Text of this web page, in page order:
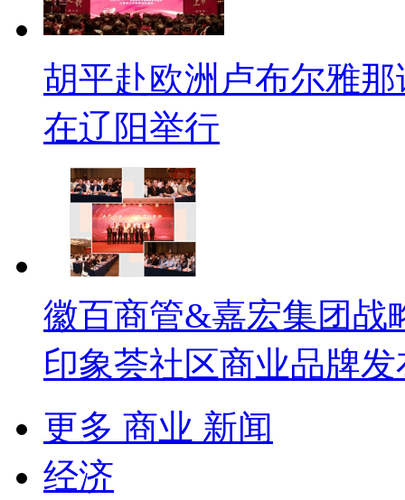
胡平赴欧洲卢布尔雅
在辽阳举行
徽百商管&嘉宏集团战
印象荟社区商业品牌
更多 商业 新闻
经济